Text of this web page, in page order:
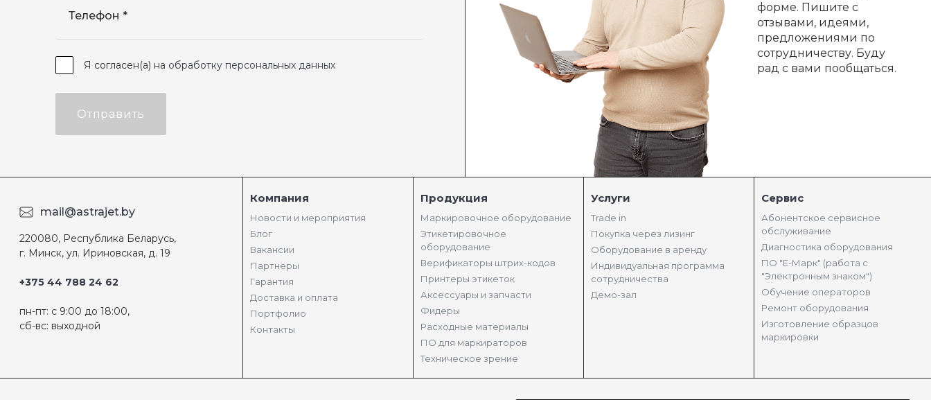
Телефон
Я согласен(а) на обработку персональных данных
Отправить
форме. Пишите с
отзывами, идеями,
предложениями по
сотрудничеству. Буду
рад с вами пообщаться.
mail@astrajet.by
220080, Республика Беларусь,
г. Минск, ул. Ириновская, д. 19
+375 44 788 24 62
пн-пт: с 9:00 до 18:00,
сб-вс: выходной
Компания
Новости и мероприятия
Блог
Вакансии
Партнеры
Гарантия
Доставка и оплата
Портфолио
Контакты
Продукция
Маркировочное оборудование
Этикетировочное
оборудование
Верификаторы штрих-кодов
Принтеры этикеток
Аксессуары и запчасти
Фидеры
Расходные материалы
ПО для маркираторов
Техническое зрение
Услуги
Trade in
Покупка через лизинг
Оборудование в аренду
Индивидуальная программа
сотрудничества
Демо-зал
Сервис
Абонентское сервисное
обслуживание
Диагностика оборудования
ПО "Е-Марк" (работа с
"Электронным знаком")
Обучение операторов
Ремонт оборудования
Изготовление образцов
маркировки